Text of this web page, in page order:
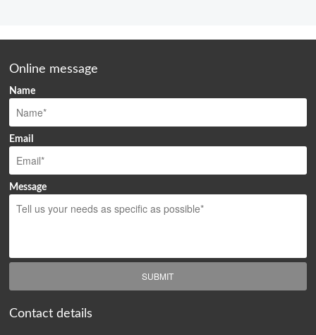
Online message
Name
Email
Message
SUBMIT
Contact details